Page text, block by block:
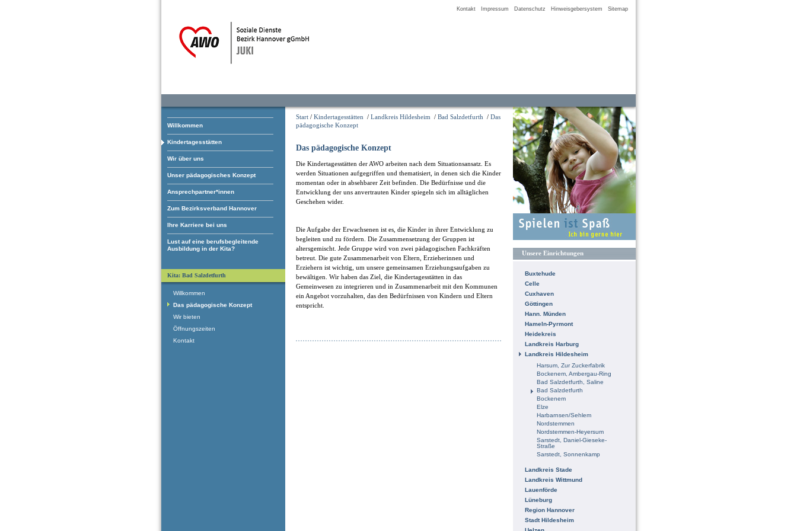
Kontakt Impressum Datenschutz Hinweisgebersystem Sitemap
Willkommen
Kindertagesstätten
Wir über uns
Unser pädagogisches Konzept
Ansprechpartner*innen
Zum Bezirksverband Hannover
Ihre Karriere bei uns
Lust auf eine berufsbegleitende
Ausbildung in der Kita?
Start / Kindertagesstätten / Landkreis Hildesheim / Bad Salzdetfurth / Das
pädagogische Konzept
Das pädagogische Konzept
Die Kindertagesstätten der AWO arbeiten nach dem Situationsansatz. Es
werden Situationen aufgegriffen und thematisiert, in denen sich die Kinder
momentan oder in absehbarer Zeit befinden. Die Bedürfnisse und die
Entwicklung der uns anvertrauten Kinder spiegeln sich im alltäglichen
Geschehen wider.
Die Aufgabe der Erwachsenen ist es, die Kinder in ihrer Entwicklung zu
begleiten und zu fördern. Die Zusammensetzung der Gruppen ist
altersgemischt. Jede Gruppe wird von zwei pädagogischen Fachkräften
betreut. Die gute Zusammenarbeit von Eltern, Erzieherinnen und
Erziehern ist wichtig, um unsere gemeinsamen Erziehungsaufgaben zu
bewältigen. Wir haben das Ziel, die Kindertagesstätten in das
Gemeinwesen zu integrieren und in Zusammenarbeit mit den Kommunen
ein Angebot vorzuhalten, das den Bedürfnissen von Kindern und Eltern
entspricht.
Unsere Einrichtungen
Buxtehude
Celle
Cuxhaven
Göttingen
Hann. Münden
Hameln-Pyrmont
Heidekreis
Landkreis Harburg
Landkreis Hildesheim
Harsum, Zur Zuckerfabrik
Bockenem, Ambergau-Ring
Bad Salzdetfurth, Saline
Bad Salzdetfurth
Bockenem
Elze
Harbarnsen/Sehlem
Nordstemmen
Nordstemmen-Heyersum
Sarstedt, Daniel-Gieseke-
Straße
Sarstedt, Sonnenkamp
Landkreis Stade
Landkreis Wittmund
Lauenförde
Lüneburg
Region Hannover
Stadt Hildesheim
Kita: Bad Salzdetfurth
Willkommen
Das pädagogische Konzept
Wir bieten
Öffnungszeiten
Kontakt